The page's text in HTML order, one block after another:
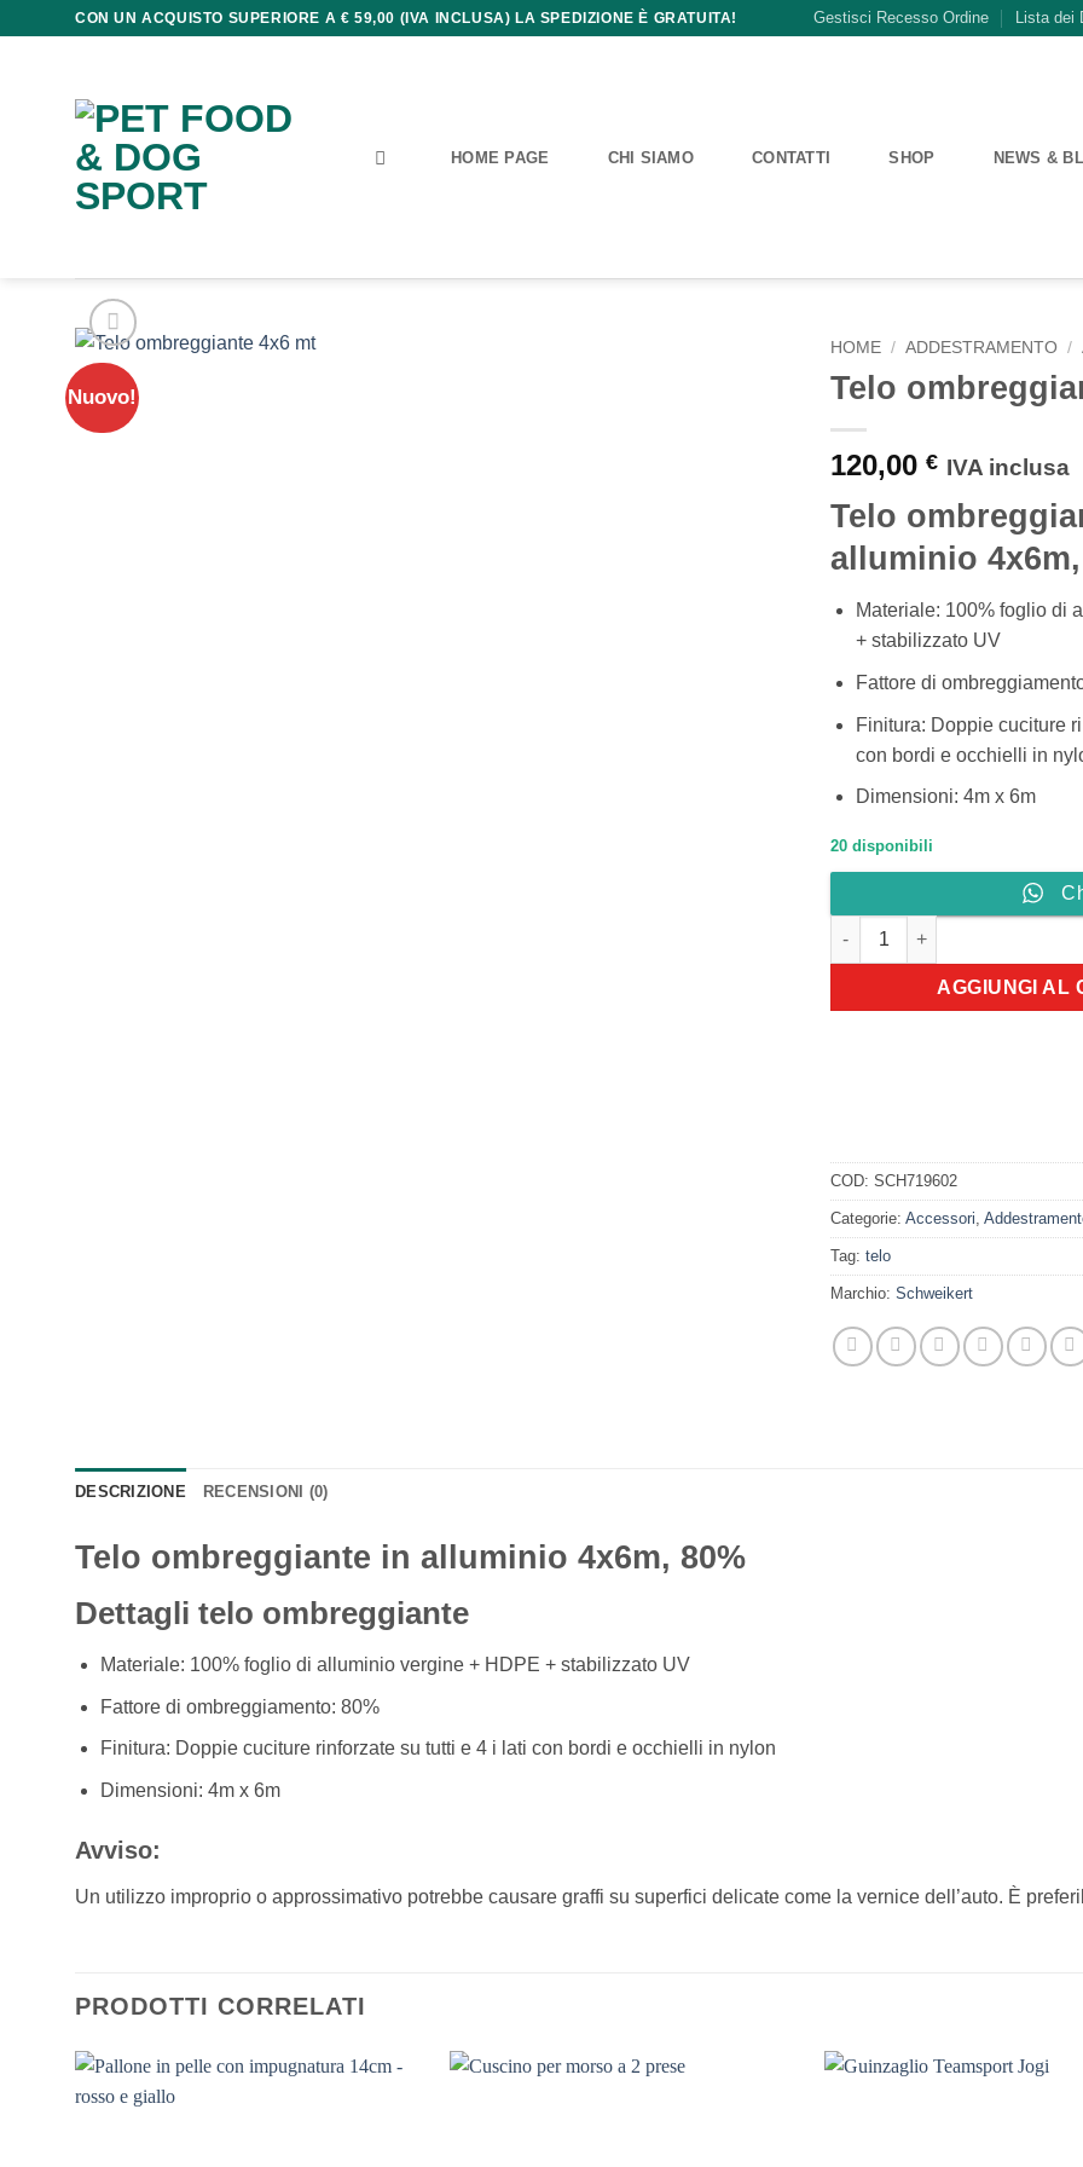
CON UN ACQUISTO SUPERIORE A € 59,00 (IVA INCLUSA) LA SPEDIZIONE È GRATUITA! Gestisci Recesso Ordine Lista dei
HOME PAGE CHI SIAMO CONTATTI SHOP NEWS &
Nuovo!
HOME / ADDESTRAMENTO /
Telo
120,00 € IVA inclusa
Telo
alluminio
Materiale: 100% foglio di
+ stabilizzato UV
Fattore di
Finitura: Doppie cuciture
con bordi e occhielli in
Dimensioni: 4m x 6m
20 disponibili
Telo ombreggiante 4x6 m
AGGIUNGI AL
COD: SCH719602
Categorie: Accessori
Tag: telo
Marchio: Schweikert
DESCRIZIONE RECENSIONI (0)
Telo ombreggiante in alluminio 4x6m, 80%
Dettagli telo ombreggiante
Materiale: 100% foglio di alluminio vergine + HDPE + stabilizzato UV
Fattore di ombreggiamento: 80%
Finitura: Doppie cuciture rinforzate su tutti e 4 i lati con bordi e occhielli in nylon
Dimensioni: 4m x 6m
Avviso:
Un utilizzo improprio o approssimativo potrebbe causare graffi su superfici delicate come la vernice dell’auto. È
PRODOTTI CORRELATI